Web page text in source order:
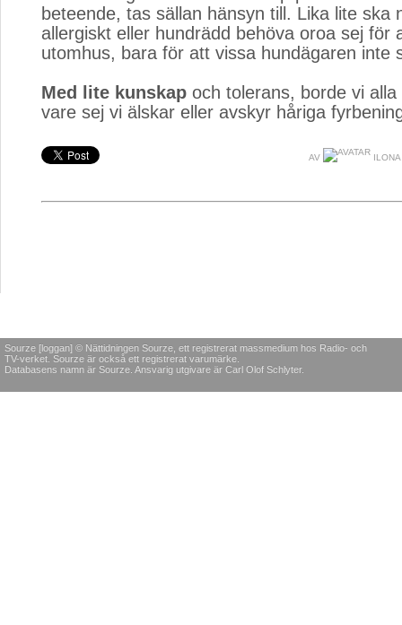
beteende, tas sällan hänsyn till. Lika lite ska
allergiskt eller hundrädd behöva oroa sej för
utomhus, bara för att vissa hundägaren inte
Med lite kunskap och tolerans, borde vi
vare sej vi älskar eller avskyr håriga
AV
Sourze [loggan] © Nättidningen Sourze, ett registrerat massmedium hos Radio- och
TV-verket. Sourze är också ett registrerat varumärke.
Databasens namn är Sourze. Ansvarig utgivare är Carl Olof Schlyter.